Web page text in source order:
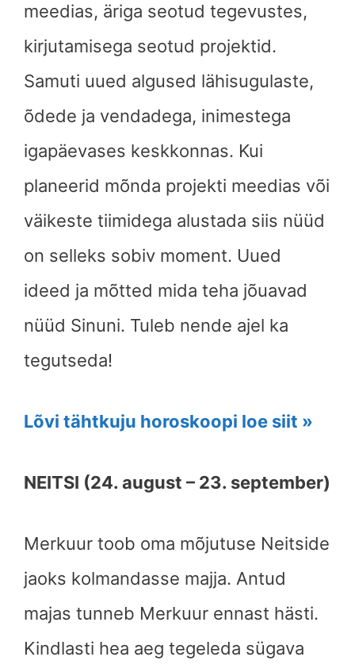
meedias, äriga seotud tegevustes,
kirjutamisega seotud projektid.
Samuti uued algused lähisugulaste,
õdede ja vendadega, inimestega
igapäevases keskkonnas. Kui
planeerid mõnda projekti meedias või
väikeste tiimidega alustada siis nüüd
on selleks sobiv moment. Uued
ideed ja mõtted mida teha jõuavad
nüüd Sinuni. Tuleb nende ajel ka
tegutseda!
Lõvi tähtkuju horoskoopi loe siit »
NEITSI (24. august – 23. september)
Merkuur toob oma mõjutuse Neitside
jaoks kolmandasse majja. Antud
majas tunneb Merkuur ennast hästi.
Kindlasti hea aeg tegeleda sügava